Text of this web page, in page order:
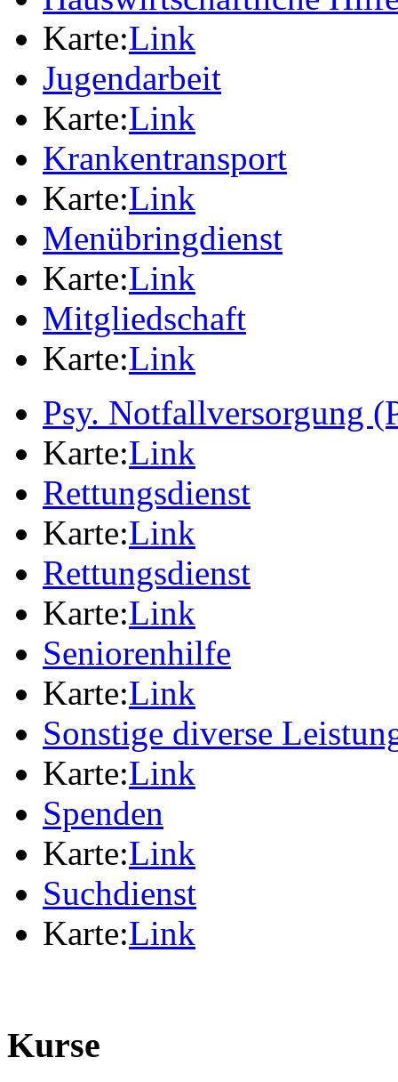
Karte:Link
Jugendarbeit
Karte:Link
Krankentransport
Karte:Link
Menübringdienst
Karte:Link
Mitgliedschaft
Karte:Link
Psy. Notfallversorgung
Karte:Link
Rettungsdienst
Karte:Link
Rettungsdienst
Karte:Link
Seniorenhilfe
Karte:Link
Sonstige diverse
Karte:Link
Spenden
Karte:Link
Suchdienst
Karte:Link
Kurse